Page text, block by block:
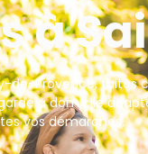
à
Provence, faites
à domicile
vos démarches.